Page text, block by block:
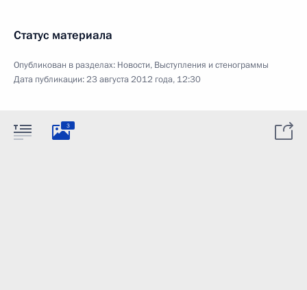
Статус материала
Опубликован в разделах: Новости, Выступления и стенограммы
Дата публикации:23 августа 2012 года, 12:30
3